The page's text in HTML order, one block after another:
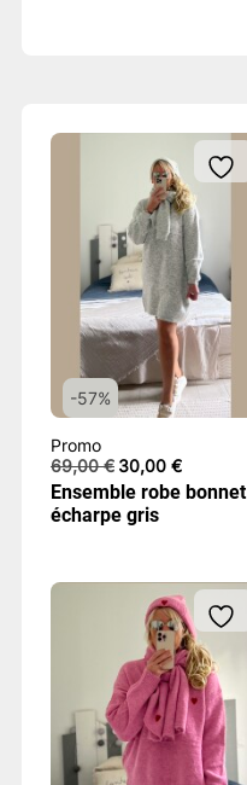
-57%
Promo
69,00€ Le
prix
initial
était :
30,00 €Le
prix
actuel
Ensemble robe bonnet
écharpe gris